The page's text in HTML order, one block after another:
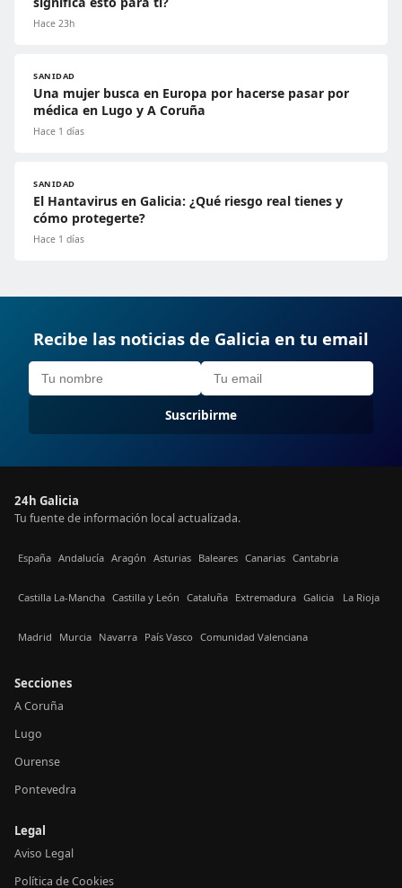
Hace 23h
SANIDAD
Una mujer busca en Europa por hacerse pasar por
médica en Lugo y A Coruña
Hace 1 días
SANIDAD
El Hantavirus en Galicia: ¿Qué riesgo real tienes y
cómo protegerte?
Hace 1 días
Recibe las noticias de Galicia en tu email
Suscribirme
24h Galicia
Tu fuente de información local actualizada.
España Andalucía Aragón Asturias Baleares Canarias Cantabria
Castilla La-Mancha Castilla y León Cataluña Extremadura Galicia La Rioja
Madrid Murcia Navarra País Vasco Comunidad Valenciana
Secciones
A Coruña
Lugo
Ourense
Pontevedra
Legal
Aviso Legal
Política de Cookies